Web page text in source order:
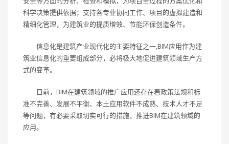
科学决策提供依据；支持各专业协同工作、项目的虚拟建造和
精细化管理，为建筑业的提质增效、节能环保创造条件。
信息化是建筑产业现代化的主要特征之一,BIM应用作为建
筑业信息化的重要组成部分，必将极大地促进建筑领域生产方
式的变革。
目前，BIM在建筑领域的推广应用还存在着政策法规和标
准不完善、发展不平衡、本土应用软件不成熟、技术人才不足
等问题，有必要采取切实可行的措施，推进BIM在建筑领域的
应用。